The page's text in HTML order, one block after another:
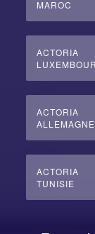
MAROC
ACTORIA
ACTORIA
ALLEMAGNE
ACTORIA
TUNISIE